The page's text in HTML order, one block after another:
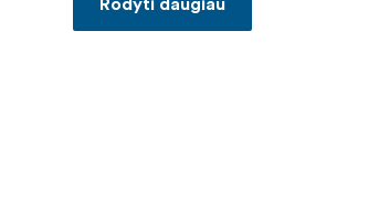
Rodyti daugiau